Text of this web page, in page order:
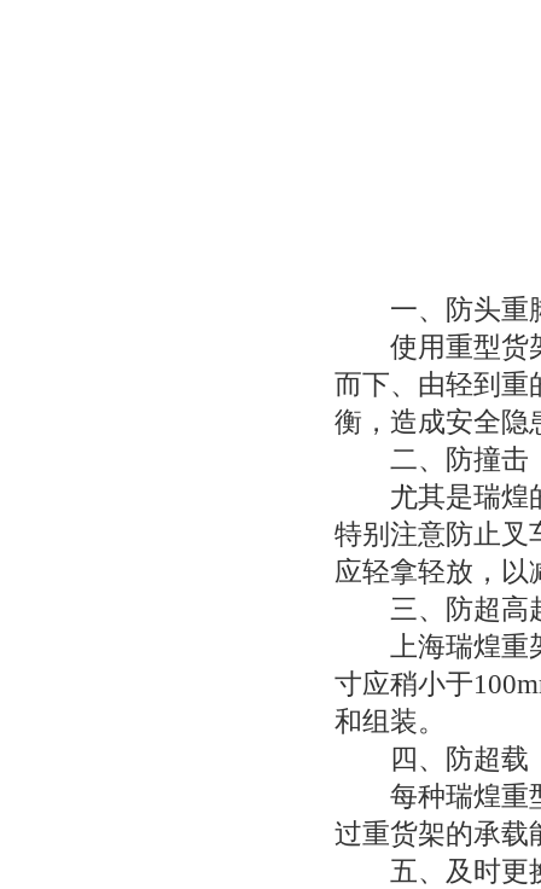
一、防头重
使用重型货架
而下、由轻到重
衡，造成安全隐
二、防撞击
尤其是瑞煌的
特别注意防止叉
应轻拿轻放，以
三、防超高
上海瑞煌重架
寸应稍小于
和组装。
四、防超载
每种瑞煌重型
过重货架的承载
五、及时更